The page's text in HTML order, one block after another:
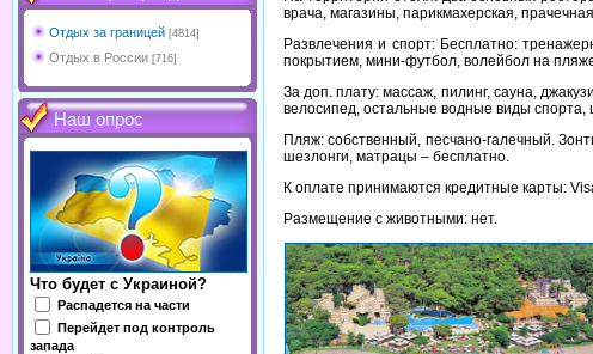
Отдых за границей [4814]
Отдых в России [716]
Наш опрос
Что будет с Украиной?
Распадется на части
Перейдет под контроль
запада
врача, магазины, парикмахерская,
Развлечения и спорт: Бесплатно:
покрытием, мини-футбол, волейбол на
За доп. плату: массаж, пилинг, сауна,
велосипед, остальные водные виды спорта,
Пляж: собственный, песчано-галечный.
шезлонги, матрацы – бесплатно.
К оплате принимаются кредитные карты:
Размещение с животными: нет.